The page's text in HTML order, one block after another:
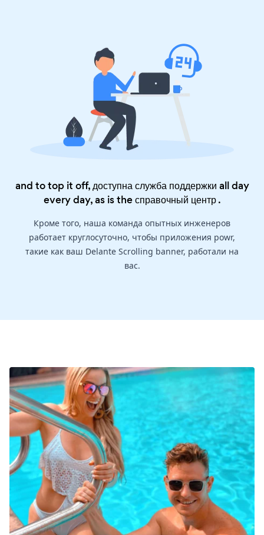
and to top it off, доступна служба поддержки all day
every day, as is theсправочный центр.
Кроме того, наша команда опытных инженеров
работает круглосуточно, чтобы приложения powr,
такие как ваш Delante Scrolling banner, работали на
вас.